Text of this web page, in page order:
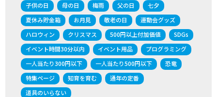
子供の日
母の日 梅雨 父の日
七夕
夏休み貯金箱
お月見 敬老の日
運動会グッズ
ハロウィン
クリスマス 500円以上付加価値
SDGs
イベント時間30分以内
イベント用品
プログラミング
一人当たり300円以下
一人当たり500円以下
恐竜
特集ページ
知育を育む
通年の定番
道具のいらない